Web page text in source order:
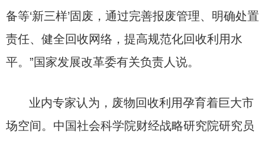
备等‘新三样’固废，通过完善报废管理、明确处置
责任、健全回收网络，提高规范化回收利用水
平。”国家发展改革委有关负责人说。
业内专家认为，废物回收利用孕育着巨大市
场空间。中国社会科学院财经战略研究院研究员